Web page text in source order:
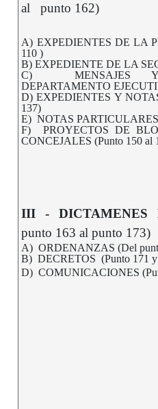
al punto 162)
A) EXPEDIENTES DE LA
110 )
B) EXPEDIENTE DE LA
C) MENSAJES Y
DEPARTAMENTO
D) EXPEDIENTES Y
137)
E) NOTAS
F) PROYECTOS DE
CONCEJALES (Punto 150 al
III -
punto 163 al punto 173)
A) ORDENANZAS (Del
B) DECRETOS (Punto 171
D) COMUNICACIONES